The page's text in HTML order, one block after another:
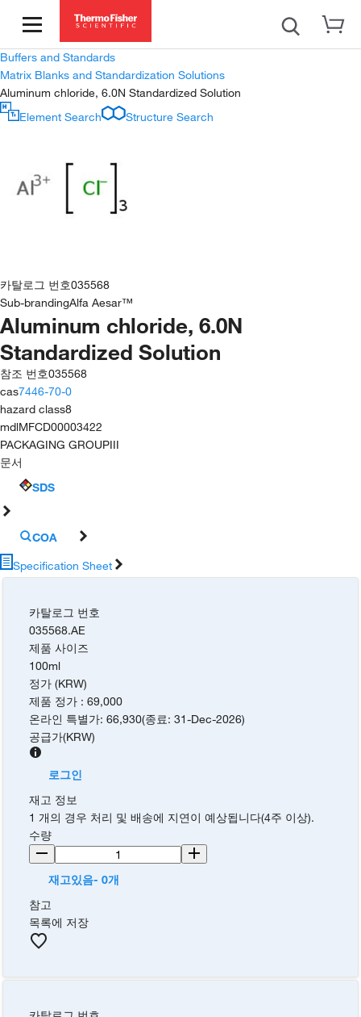
Buffers and Standards
Matrix Blanks and Standardization Solutions
Aluminum chloride, 6.0N Standardized Solution
Element Search
Structure Search
카탈로그 번호035568
Sub-brandingAlfa Aesar™
Aluminum chloride, 6.0N
Standardized Solution
참조 번호035568
cas7446-70-0
hazard class8
mdlMFCD00003422
PACKAGING GROUPIII
문서
SDS
COA
Specification Sheet
카탈로그 번호
035568.AE
제품 사이즈
100ml
정가 (KRW)
제품 정가 :69,000
온라인 특별가:66,930(종료:31-Dec-2026)
공급가(KRW)
로그인
재고 정보
1 개의 경우 처리 및 배송에 지연이 예상됩니다(4주 이상).
수량
재고있음- 0개
참고
목록에 저장